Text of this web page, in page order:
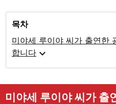
목차
미야세 루이야 씨가 출연한
합니다 expand_more
미야세 루이야 씨가 출